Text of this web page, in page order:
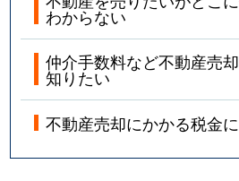
わからない
仲介手数料など不動産売
知りたい
不動産売却にかかる税金